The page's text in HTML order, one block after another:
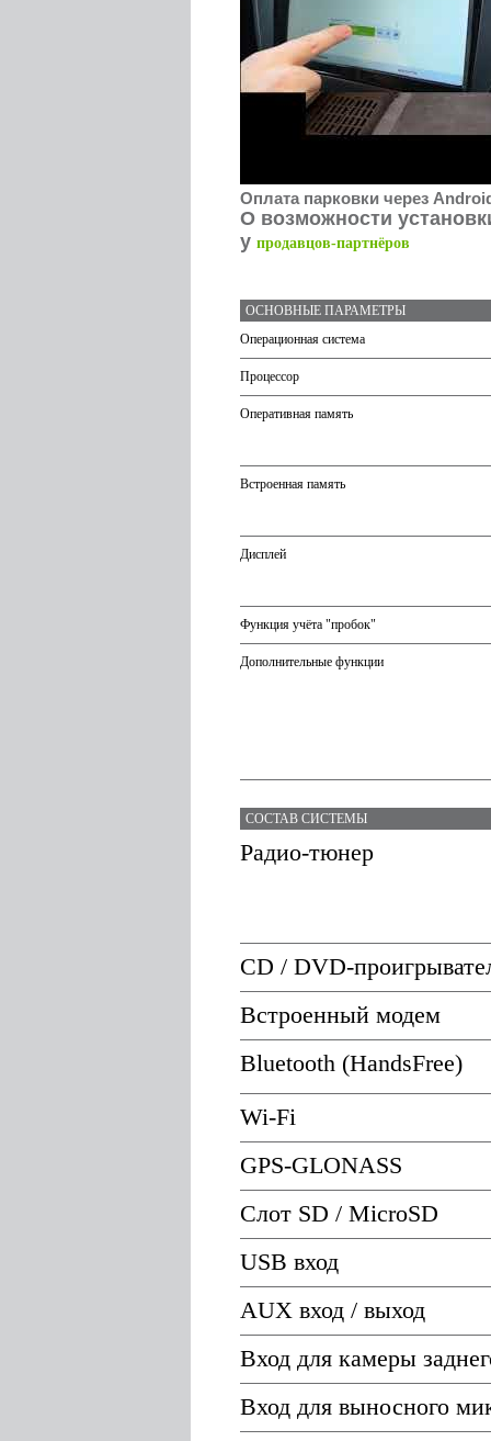
Оплата парковки через
О возможности
у продавцов-партнёров
ОСНОВНЫЕ ПАРАМЕТРЫ
Операционная система
Процессор
Оперативная память
Встроенная память
Дисплей
Функция учёта "пробок"
Дополнительные функции
СОСТАВ СИСТЕМЫ
Радио-тюнер
CD / DVD-
Встроенный модем
Bluetooth (HandsFree)
Wi-Fi
GPS-GLONASS
Слот SD / MicroSD
USB вход
AUX вход / выход
Вход для камеры
Вход для выносного